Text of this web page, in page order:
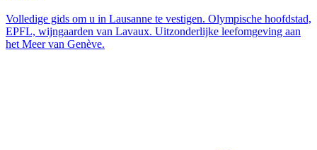
Volledige gids om u in Lausanne te vestigen. Olympische hoofdstad,
EPFL, wijngaarden van Lavaux. Uitzonderlijke leefomgeving aan
het Meer van Genève.